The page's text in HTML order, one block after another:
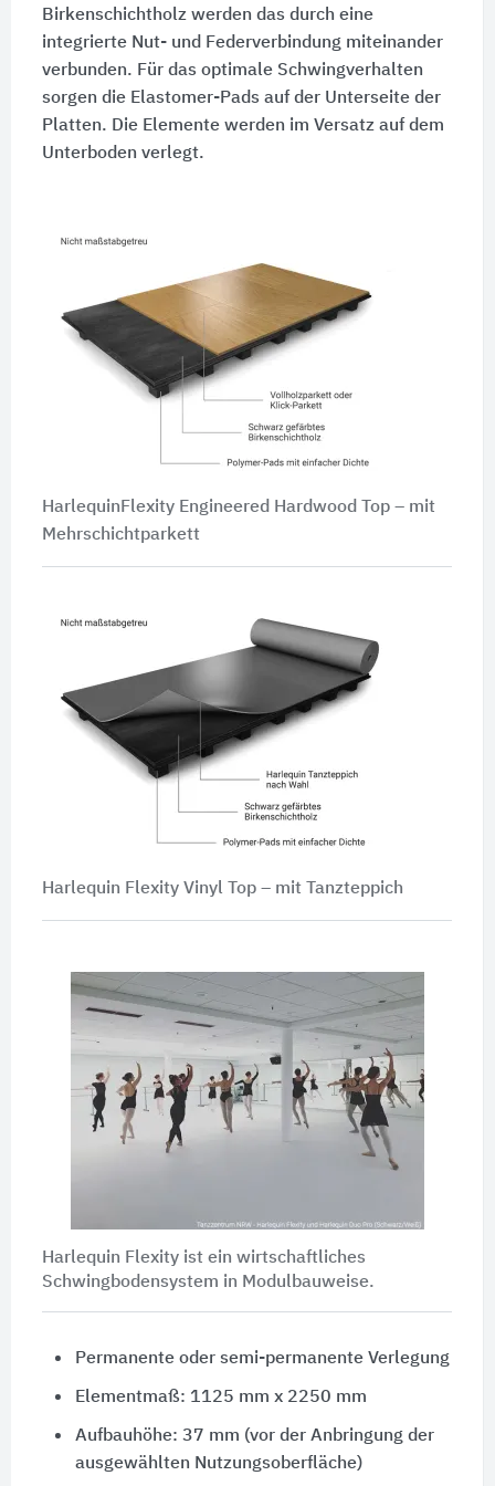
Birkenschichtholz werden das durch eine
integrierte Nut- und Federverbindung miteinander
verbunden. Für das optimale Schwingverhalten
sorgen die Elastomer-Pads auf der Unterseite der
Platten. Die Elemente werden im Versatz auf dem
Unterboden verlegt.
HarlequinFlexity Engineered Hardwood Top – mit
Mehrschichtparkett
Harlequin Flexity Vinyl Top – mit Tanzteppich
Harlequin Flexity ist ein wirtschaftliches
Schwingbodensystem in Modulbauweise.
Permanente oder semi-permanente Verlegung
Elementmaß: 1125 mm x 2250 mm
Aufbauhöhe: 37 mm (vor der Anbringung der
ausgewählten Nutzungsoberfläche)